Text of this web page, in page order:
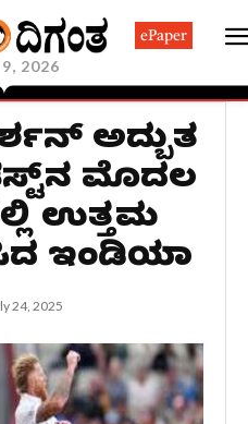
2026
ePaper
ಅದ್ಬುತ
ಮೊದಲ
ಉತ್ತಮ
ಇಂಡಿಯಾ
24, 2025